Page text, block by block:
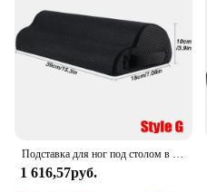
Подставка для ног под столом в работе, регулируемая подставка для ног премиум-класса 2 в 1, эргономичная настольная подставка для ног для поясницы, спины, боли в колене
1 616,57руб.